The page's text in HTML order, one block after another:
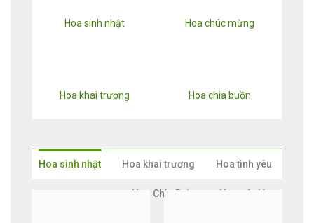
Hoa sinh nhật Hoa chúc mừng
Hoa khai trương Hoa chia buồn
Hoa sinh nhật Hoa khai trương Hoa tình yêu
Hoa Chia Buồn Hoa cô dâu